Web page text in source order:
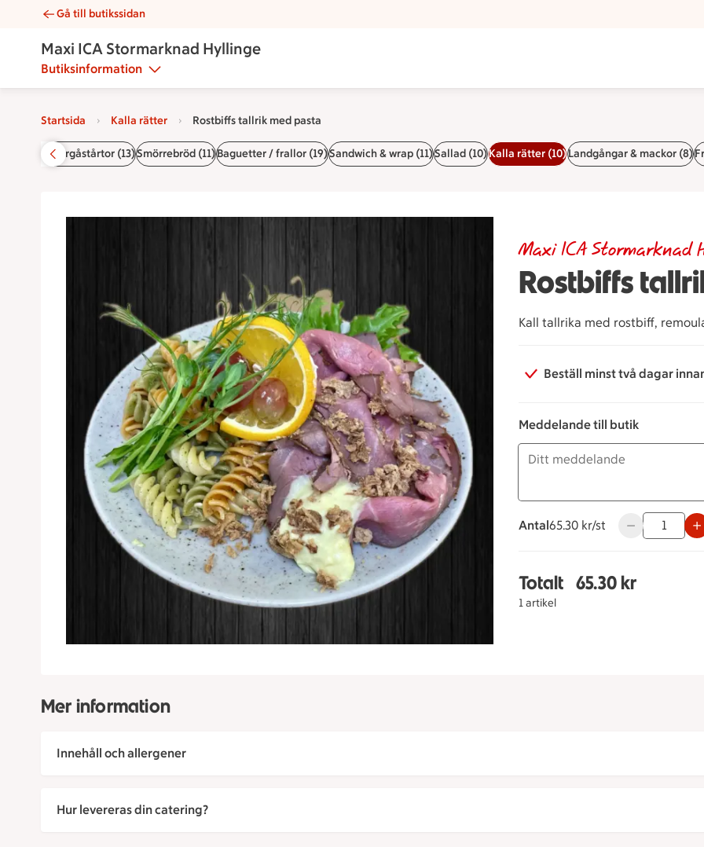
Rostbiffs tallrik med pasta | Catering Maxi ICA Stormarknad Hyllinge
Gå till butikssidan
Maxi ICA Stormarknad Hyllinge
Butiksinformation
Startsida Kalla rätter Rostbiffs tallrik med pasta
Smörgåstårtor (13)Smörrebröd (11)Baguetter / frallor (19)Sandwich & wrap (11)Sallad (10)Kalla rätter (10)Landgångar & mackor (8)
Rostbiffs
Maxi ICA Stormarknad
Kall tallrika med rostbiff,
Beställ minst två dagar
Meddelande till butik
Antal
65.30 kronor styck
65.30 kr/st Använd
Totalt
1 artikel
Totalt 1 stycken
65.30 kr
Mer information
Innehåll och allergener
Hur levereras din catering?